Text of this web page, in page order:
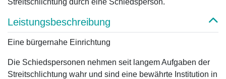
Streitschlichtung durch eine Schiedsperson.
Leistungsbeschreibung
Eine bürgernahe Einrichtung
Die Schiedspersonen nehmen seit langem Aufgaben der
Streitschlichtung wahr und sind eine bewährte Institution in